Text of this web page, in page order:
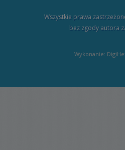
Wszystkie prawa
bez zgody autora
Wykonanie: